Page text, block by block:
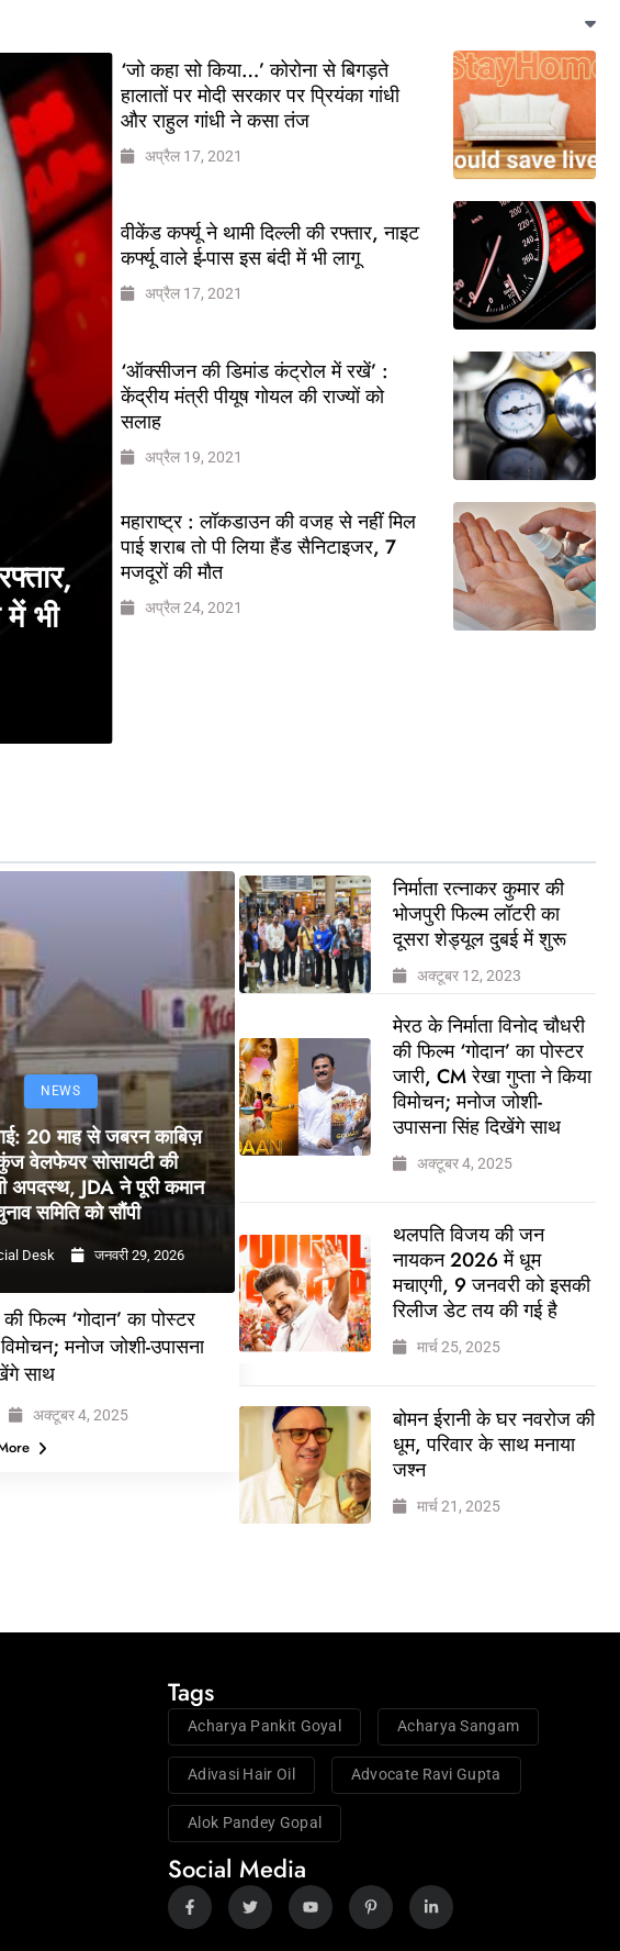
भी
‘जो कहा सो किया…’ कोरोना से बिगड़ते
हालातों पर मोदी सरकार पर प्रियंका गांधी
और राहुल गांधी ने कसा तंज
अप्रैल 17, 2021
वीकेंड कर्फ्यू ने थामी दिल्ली की रफ्तार, नाइट
कर्फ्यू वाले ई-पास इस बंदी में भी लागू
अप्रैल 17, 2021
‘ऑक्सीजन की डिमांड कंट्रोल में रखें’ :
केंद्रीय मंत्री पीयूष गोयल की राज्यों को
सलाह
अप्रैल 19, 2021
महाराष्ट्र : लॉकडाउन की वजह से नहीं मिल
पाई शराब तो पी लिया हैंड सैनिटाइजर, 7
मजदूरों की मौत
अप्रैल 24, 2021
NEWS
20 माह से जबरन काबिज़
वेलफेयर सोसायटी की
अपदस्थ, JDA ने पूरी कमान
समिति को सौंपी
Desk जनवरी 29, 2026
फिल्म ‘गोदान’ का पोस्टर
मनोज जोशी-उपासना
साथ
अक्टूबर 4, 2025
निर्माता रत्नाकर कुमार की
भोजपुरी फिल्म लॉटरी का
दूसरा शेड्यूल दुबई में शुरू
अक्टूबर 12, 2023
मेरठ के निर्माता विनोद चौधरी
की फिल्म ‘गोदान’ का पोस्टर
जारी, CM रेखा गुप्ता ने किया
विमोचन; मनोज जोशी-
उपासना सिंह दिखेंगे साथ
अक्टूबर 4, 2025
थलपति विजय की जन
नायकन 2026 में धूम
मचाएगी, 9 जनवरी को इसकी
रिलीज डेट तय की गई है
मार्च 25, 2025
बोमन ईरानी के घर नवरोज की
धूम, परिवार के साथ मनाया
जश्न
मार्च 21, 2025
Tags
Acharya Pankit Goyal Acharya Sangam
Adivasi Hair Oil Advocate Ravi Gupta
Alok Pandey Gopal
Social Media